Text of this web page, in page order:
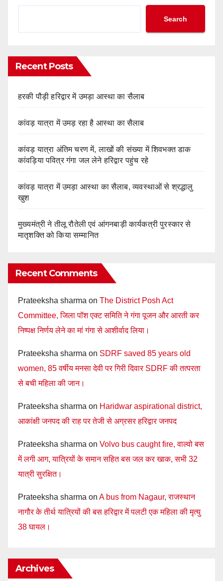
Search
Recent Posts
हरकी पौड़ी हरिद्वार में उमड़ा आस्था का सैलाब
कांवड़ यात्रा में उमड़ रहा है आस्था का सैलाब
कांवड़ यात्रा अंतिम चरण में, लाखों की संख्या में शिवभक्त डाक
कांवड़िया पवित्र गंगा जल लेने हरिद्वार पहुंच रहे
कांवड़ यात्रा में उमड़ा आस्था का सैलाब, व्यवस्थाओं से श्रद्धालु
खुश
मुख्यमंत्री ने तीलू रौतेली एवं आंगनबाड़ी कार्यकत्री पुरस्कार से
मातृशक्ति को किया सम्मानित
Recent Comments
Prateeksha sharma on The District Posh Act
Committee, जिला पॉश एक्ट समिति ने गंगा पूजन और आरती कर
निष्पक्ष निर्णय लेने का मां गंगा से आशीर्वाद लिया।
Prateeksha sharma on SDRF saved 85 years old
women, 85 वर्षीय मनसा देवी पर गिरी दिवार SDRF की तत्परता
से बची महिला की जान।
Prateeksha sharma on Haridwar aspirational district,
आकांक्षी जनपद की राह पर तेजी से अग्रसर हरिद्वार जनपद
Prateeksha sharma on Volvo bus caught fire, वाल्वो बस
में लगी आग, यात्रियों के समान सहित बस जल कर खाक, सभी 32
यात्री सुरक्षित।
Prateeksha sharma on A bus from Nagaur, राजस्थान
नागौर के तीर्थ यात्रियों की बस हरिद्वार में पलटी एक महिला की मृत्यु
38 घायल।
Archives